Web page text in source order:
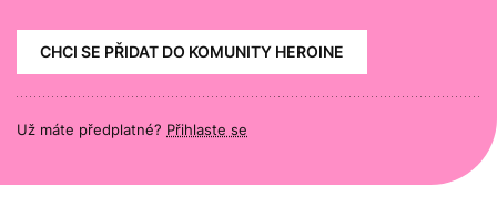
CHCI SE PŘIDAT DO KOMUNITY HEROINE
Už máte předplatné? Přihlaste se